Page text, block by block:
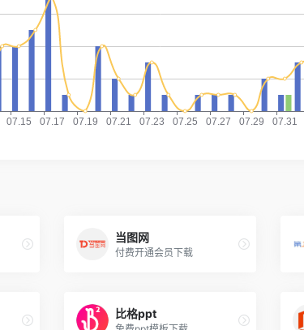
当图网
付费开通会员下载
比格ppt